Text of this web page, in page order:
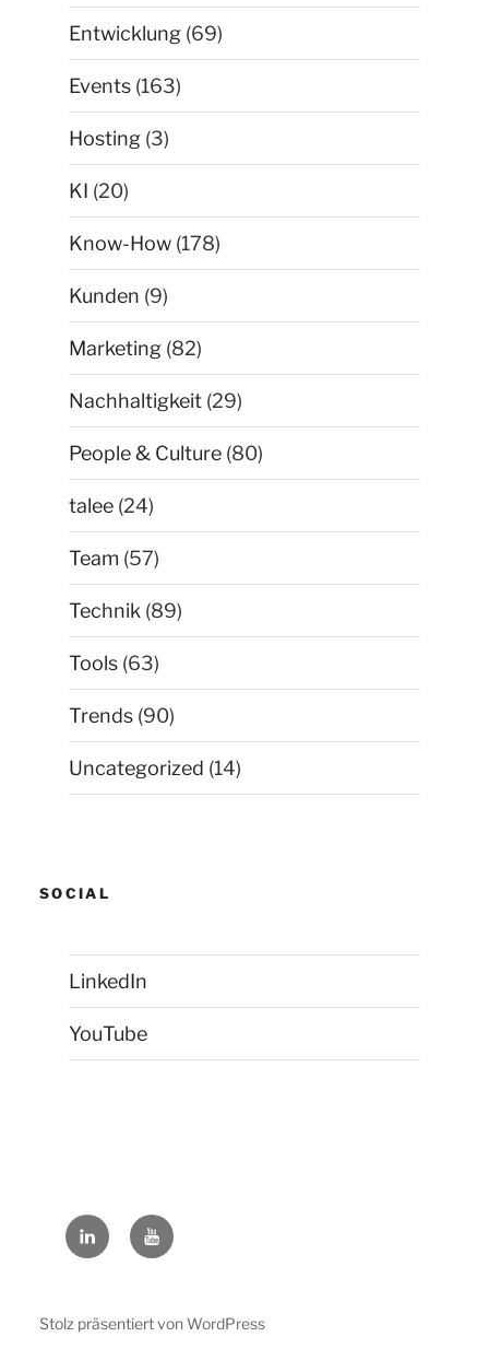
Entwicklung (69)
Events (163)
Hosting (3)
KI (20)
Know-How (178)
Kunden (9)
Marketing (82)
Nachhaltigkeit (29)
People & Culture (80)
talee (24)
Team (57)
Technik (89)
Tools (63)
Trends (90)
Uncategorized (14)
SOCIAL
LinkedIn
YouTube
LinkedInYouTube
Stolz präsentiert von WordPress